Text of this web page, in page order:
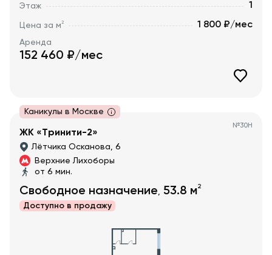
Этаж 1
Цена за м2 1 800 ₽/мес
Аренда
152 460 ₽/мес
Каникулы в Москве
№30Н
ЖК «Тринити-2»
Лётчика Осканова, 6
Верхние Лихоборы
от 6 мин.
Свободное назначение, 53.8 м2
Доступно в продажу